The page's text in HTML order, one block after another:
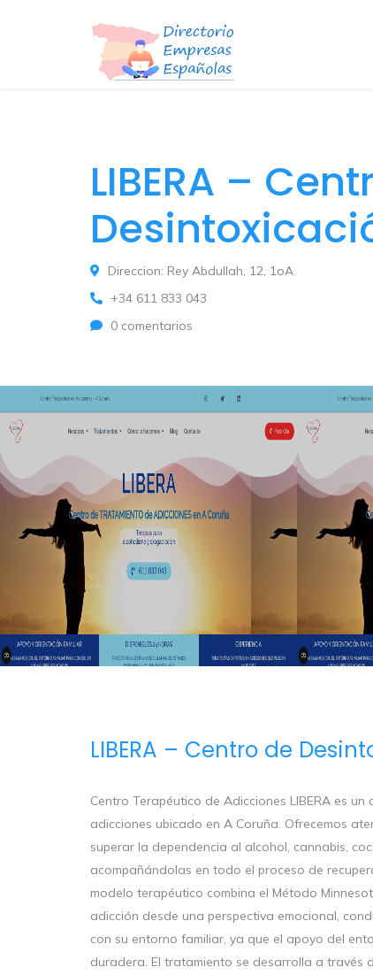
LIBERA –
Direccion: Rey Abdullah, 12, 1oA
+34 611 833 043
0 comentarios
LIBERA – Centro de
Centro Terapéutico de Adicciones LIBERA es
adicciones ubicado en A Coruña. Ofrecemos
superar la dependencia al alcohol, cannabis,
acompañándolas en todo el proceso de
modelo terapéutico combina el Método
adicción desde una perspectiva emocional,
con su entorno familiar, ya que el apoyo del
duradera. El tratamiento se desarrolla a través